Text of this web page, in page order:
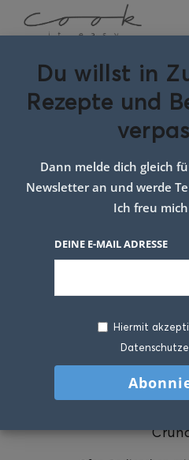
Du willst in
Rezepte und
Dann melde dich gleich
Newsletter an und werde
Ich freu
DEINE E-MAIL ADRESSE
Hiermit